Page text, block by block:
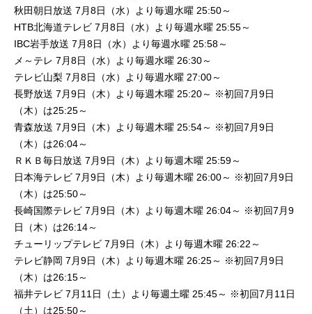
秋田朝日放送 7月8日（水）より毎週水曜 25:50～
HTB北海道テレビ 7月8日（水）より毎週水曜 25:55～
IBC岩手放送 7月8日（水）より毎週水曜 25:58～
メ～テレ 7月8日（水）より毎週水曜 26:30～
テレビ山梨 7月8日（水）より毎週水曜 27:00～
長野放送 7月9日（木）より毎週木曜 25:20～ ※初回7月9日
（木）は25:25～
青森放送 7月9日（木）より毎週木曜 25:54～ ※初回7月9日
（木）は26:04～
ＲＫＢ毎日放送 7月9日（木）より毎週木曜 25:59～
日本海テレビ 7月9日（木）より毎週木曜 26:00～ ※初回7月9日
（木）は25:50～
長崎国際テレビ 7月9日（木）より毎週木曜 26:04～ ※初回7月9
日（木）は26:14～
チューリップテレビ 7月9日（木）より毎週木曜 26:22～
テレビ静岡 7月9日（木）より毎週木曜 26:25～ ※初回7月9日
（木）は26:15～
福井テレビ 7月11日（土）より毎週土曜 25:45～ ※初回7月11日
（土）は25:50～